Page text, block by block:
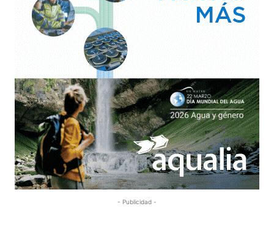
- Publicidad -